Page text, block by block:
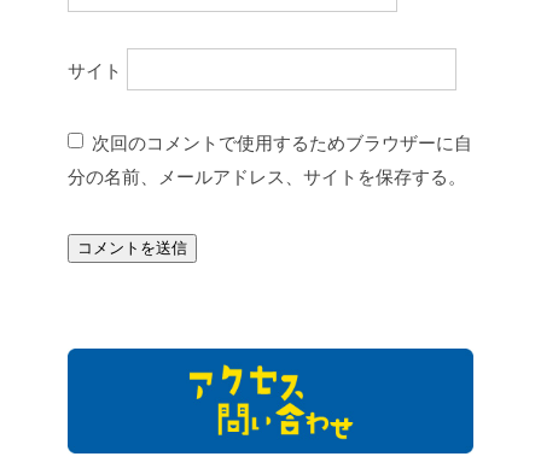
サイト
次回のコメントで使用するためブラウザーに自
分の名前、メールアドレス、サイトを保存する。